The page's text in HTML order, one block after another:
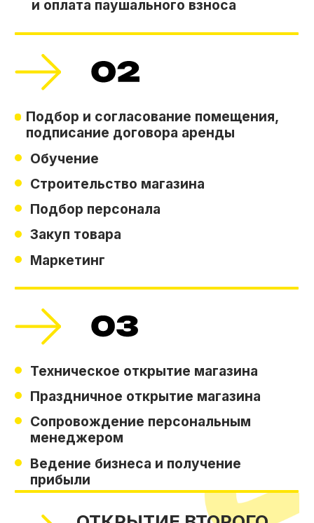
Получите детальную
информацию по этапам
Отзывы о франшизе
Андрей Беседин
г. Екатеринбург